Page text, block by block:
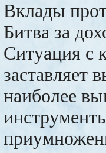
Вклады
Битва за
Ситуация с
заставляет
наиболее